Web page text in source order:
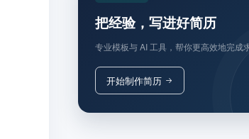
把经验，写进好简历
专业模板与 AI 工具，帮你更高效地完成
开始制作简历